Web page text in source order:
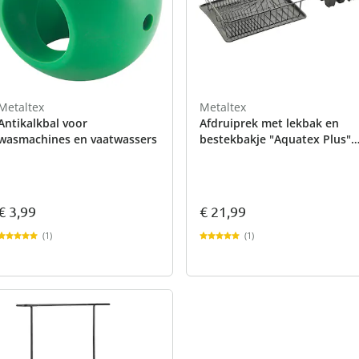
&
Geniale
voor
en vaatwassers
3,99
(1)
Metaltex
Afdruiprek met lekbak en
bestekbakje "Aquatex Plus"
€ 21,99
(1)